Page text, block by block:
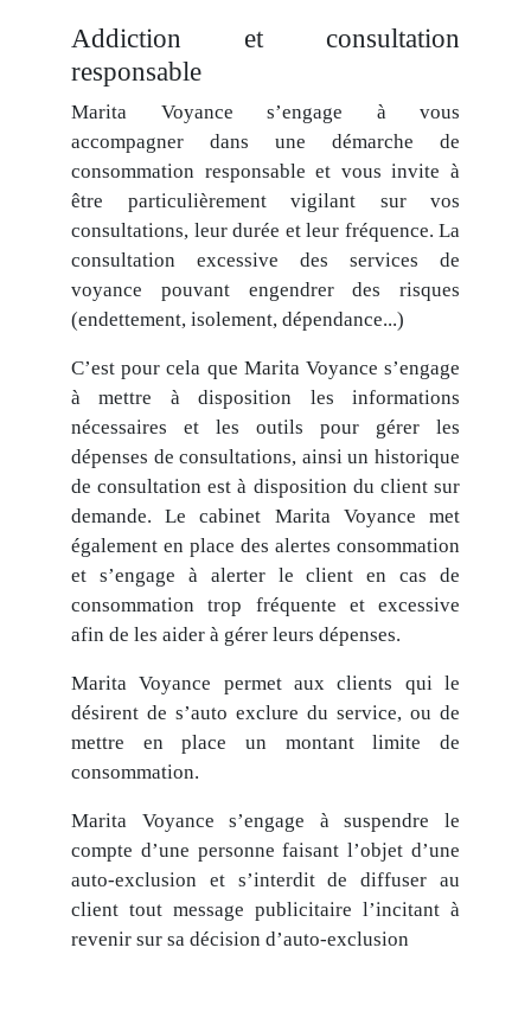
Addiction et consultation
responsable
Marita Voyance s’engage à vous
accompagner dans une démarche de
consommation responsable et vous invite à
être particulièrement vigilant sur vos
consultations, leur durée et leur fréquence. La
consultation excessive des services de
voyance pouvant engendrer des risques
(endettement, isolement, dépendance...)
C’est pour cela que Marita Voyance s’engage
à mettre à disposition les informations
nécessaires et les outils pour gérer les
dépenses de consultations, ainsi un historique
de consultation est à disposition du client sur
demande. Le cabinet Marita Voyance met
également en place des alertes consommation
et s’engage à alerter le client en cas de
consommation trop fréquente et excessive
afin de les aider à gérer leurs dépenses.
Marita Voyance permet aux clients qui le
désirent de s’auto exclure du service, ou de
mettre en place un montant limite de
consommation.
Marita Voyance s’engage à suspendre le
compte d’une personne faisant l’objet d’une
auto-exclusion et s’interdit de diffuser au
client tout message publicitaire l’incitant à
revenir sur sa décision d’auto-exclusion